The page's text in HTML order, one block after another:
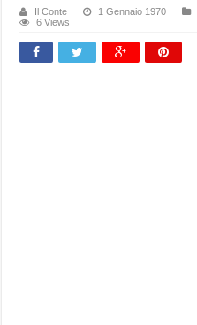
Il Conte 1 Gennaio 1970
6 Views